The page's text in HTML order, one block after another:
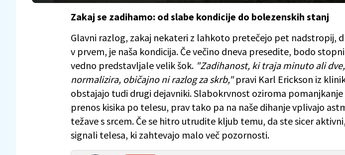
Zakaj se zadihamo: od slabe kondicije do bolezenskih stanj
Glavni razlog, zakaj nekateri z lahkoto pretečejo pet nadstropij,
v prvem, je naša kondicija. Če večino dneva presedite, bodo
vedno predstavljale velik šok. "Zadihanost, ki traja minuto ali
normalizira, običajno ni razlog za skrb,"pravi Karl Erickson iz
obstajajo tudi drugi dejavniki. Slabokrvnost oziroma
prenos kisika po telesu, prav tako pa na naše dihanje vplivajo
težave s srcem. Če se hitro utrudite kljub temu, da ste sicer
signali telesa, ki zahtevajo malo več pozornosti.